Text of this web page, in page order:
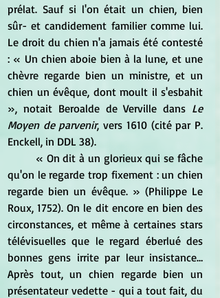
prélat. Sauf si l'on était un chien, bien
sûr- et candidement familier comme lui.
Le droit du chien n'a jamais été contesté
: « Un chien aboie bien à la lune, et une
chèvre regarde bien un ministre, et un
chien un évêque, dont moult il s'esbahit
», notait Beroalde de Verville dans Le
Moyen de parvenir, vers 1610 (cité par P.
Enckell, in DDL 38).
qu'on le regarde trop fixement : un chien
regarde bien un évêque. » (Philippe Le
Roux, 1752). On le dit encore en bien des
circonstances, et même à certaines stars
télévisuelles que le regard éberlué des
bonnes gens irrite par leur insistance…
Après tout, un chien regarde bien un
présentateur vedette - qui a tout fait, du